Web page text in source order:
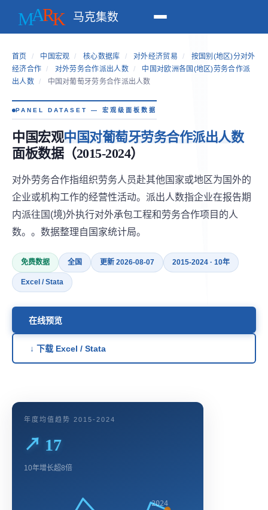
马克集数
首页 / 中国宏观 / 核心数据库 / 对外经济贸易 /
按国别(地区)分对外
经济合作 / 对外劳务合作派出人数 /
中国对欧洲各国(地区)劳务合作派
出人数 / 中国对葡萄牙劳务合作派出人数
PANEL DATASET — 宏观级面板数据
中国宏观中国对葡萄牙劳务合作派出人数
面板数据（2015-2024）
对外劳务合作指组织劳务人员赴其他国家或地区为国外的
企业或机构工作的经营性活动。派出人数指企业在报告期
内派往国(境)外执行对外承包工程和劳务合作项目的人
数。。数据整理自国家统计局。
免费数据 全国 更新 2026-08-07 2015-2024 · 10年
Excel / Stata
在线预览
↓ 下载 Excel / Stata
年度均值趋势 2015-2024
↗ 17
10年增长超8倍
2024